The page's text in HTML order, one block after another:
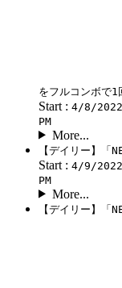
をフルコンボで1
Start : 4/8/
PM
More...
【デイリー】「
Start : 4/9/
PM
More...
【デイリー】「